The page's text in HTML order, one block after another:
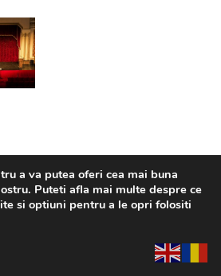
a va putea oferi cea mai buna
Puteti afla mai multe despre ce
si optiuni pentru a le opri folositi